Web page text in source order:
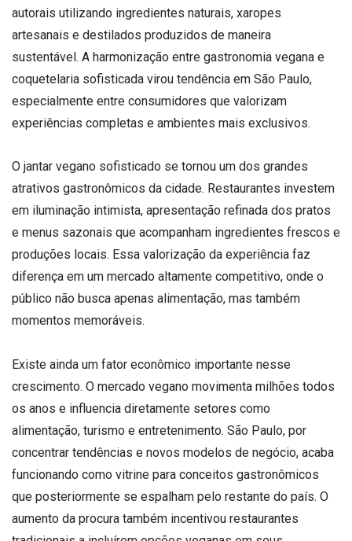
autorais utilizando ingredientes naturais, xaropes
artesanais e destilados produzidos de maneira
sustentável. A harmonização entre gastronomia vegana e
coquetelaria sofisticada virou tendência em São Paulo,
especialmente entre consumidores que valorizam
experiências completas e ambientes mais exclusivos.
O jantar vegano sofisticado se tornou um dos grandes
atrativos gastronômicos da cidade. Restaurantes investem
em iluminação intimista, apresentação refinada dos pratos
e menus sazonais que acompanham ingredientes frescos e
produções locais. Essa valorização da experiência faz
diferença em um mercado altamente competitivo, onde o
público não busca apenas alimentação, mas também
momentos memoráveis.
Existe ainda um fator econômico importante nesse
crescimento. O mercado vegano movimenta milhões todos
os anos e influencia diretamente setores como
alimentação, turismo e entretenimento. São Paulo, por
concentrar tendências e novos modelos de negócio, acaba
funcionando como vitrine para conceitos gastronômicos
que posteriormente se espalham pelo restante do país. O
aumento da procura também incentivou restaurantes